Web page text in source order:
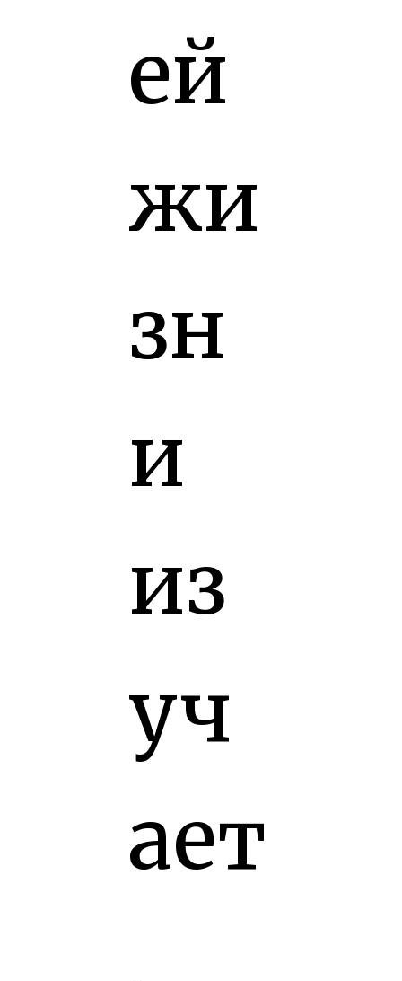
ей
жи
зн
и
из
уч
ает